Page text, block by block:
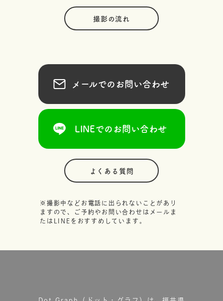
撮影の流れ
メールでのお問い合わせ
LINEでのお問い合わせ
よくある質問
※撮影中などお電話に出られないことがあり
ますので、ご予約やお問い合わせはメールま
たはLINEをおすすめしています。